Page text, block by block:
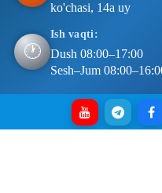
ko'chasi, 14a uy
🕐
Ish vaqti:
Dush 08:00–17:00
Sesh–Jum